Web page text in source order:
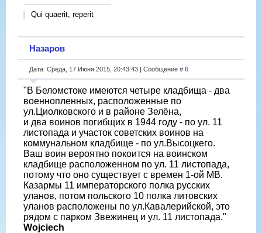
Qui quaerit, reperit
Назаров
Дата: Среда, 17 Июня 2015, 20:43:43 | Сообщение # 6
"В Беломстоке имеются четыре кладбища - два
военнопленных, расположенные по
ул.Циолковского и в районе Зелёна,
и два воинов погибщих в 1944 году - по ул. 11
листопада и участок советских воинов на
коммунальном кладбище - по ул.Высоцкего.
Ваш воин вероятно покоится на воинском
кладбище расположенном по ул. 11 листопада,
потому что оно существует с времен 1-ой МВ.
Казармы 11 императорского полка русских
уланов, потом польского 10 полка литовских
уланов расположены по ул.Кавалерийской, это
рядом с парком Звежинец и ул. 11 листопада."
Wojciech